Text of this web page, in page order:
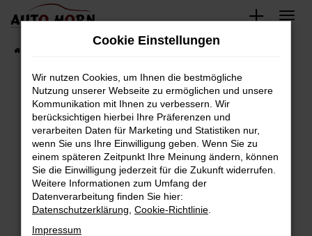
Zum
springen
Fahrzeugbestand
Fehler: Network Error
Beim Laden ist ein Fehler aufgetreten.
Hier sind ein paar Tipps, die dir helfen können:
Überprüfe deine Firewall und deine
Internetverbindung.
Laden andere Webseiten, zum Beispiel deine
Suchmaschine?
Cookie Einstellungen
Wir nutzen Cookies, um Ihnen die bestmögliche
Nutzung unserer Webseite zu ermöglichen und unsere
Kommunikation mit Ihnen zu verbessern. Wir
berücksichtigen hierbei Ihre Präferenzen und
verarbeiten Daten für Marketing und Statistiken nur,
wenn Sie uns Ihre Einwilligung geben. Wenn Sie zu
einem späteren Zeitpunkt Ihre Meinung ändern, können
Sie die Einwilligung jederzeit für die Zukunft widerrufen.
Weitere Informationen zum Umfang der
Datenverarbeitung finden Sie hier:
Datenschutzerklärung Cookie-Richtlinie
Impressum